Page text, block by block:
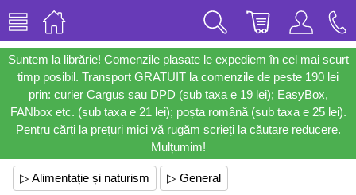
Suntem la librărie! Comenzile plasate le expediem în cel mai scurt
timp posibil. Transport GRATUIT la comenzile de peste 190 lei
prin: curier Cargus sau DPD (sub taxa e 19 lei); EasyBox,
FANbox etc. (sub taxa e 21 lei); poșta română (sub taxa e 25 lei).
Pentru cărți la prețuri mici vă rugăm scrieți la căutare reducere.
Mulțumim!
▷ Alimentație și naturism ▷ General